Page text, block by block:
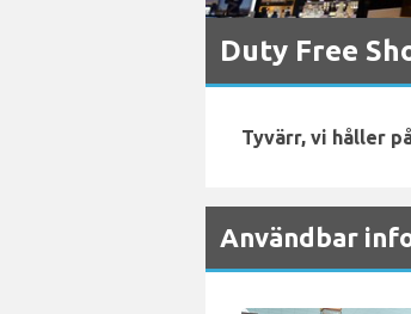
Duty Free
Tyvärr, vi håller
Användbar